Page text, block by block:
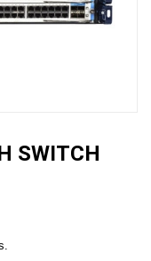
SWITCH